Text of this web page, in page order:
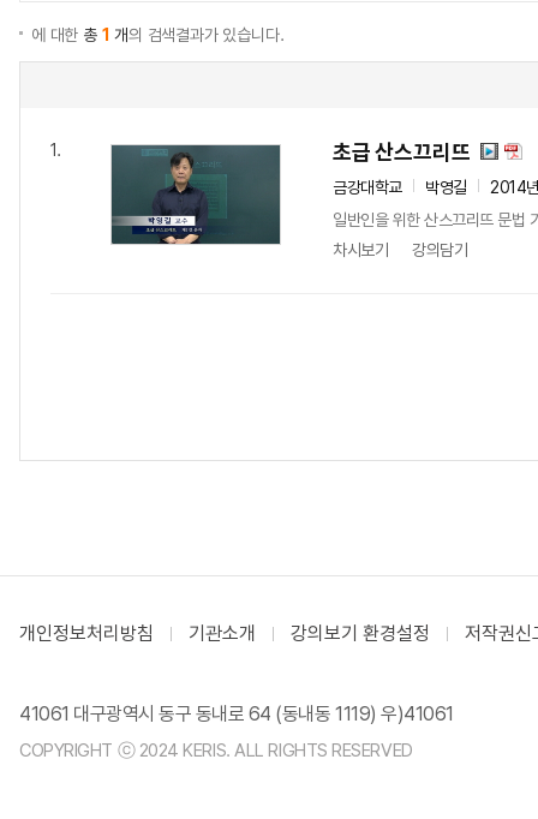
에 대한 총 1 개의 검색결과가 있습니다.
1. 초급 산스끄리뜨
금강대학교 박영길
2014
일반인을 위한 산스끄리뜨 문법
차시보기
강의담기
개인정보처리방침 기관소개 강의보기 환경설정 저작권신
41061 대구광역시 동구 동내로 64 (동내동 1119) 우)41061
COPYRIGHT ⓒ 2024 KERIS. ALL RIGHTS RESERVED